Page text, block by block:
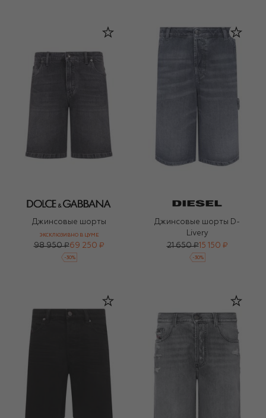
Джинсовые шорты
ЭКСКЛЮЗИВНО В ЦУМЕ
98 950 ₽69 250 ₽
-30%
Джинсовые шорты D-
Livery
21 650 ₽15 150 ₽
-30%